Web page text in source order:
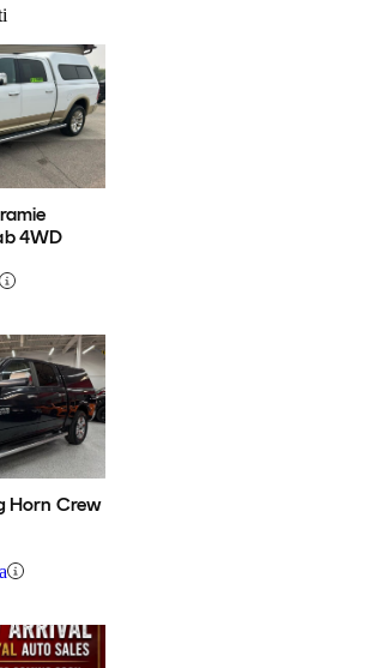
4WD
Horn Crew